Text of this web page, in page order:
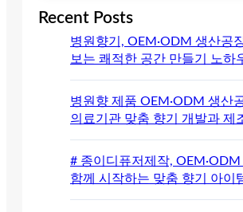
Recent Posts
병원향기, OEM·ODM 생산공
보는 쾌적한 공간 만들기 노하
병원향 제품 OEM·ODM 생산
의료기관 맞춤 향기 개발과 제
# 종이디퓨저제작,
함께 시작하는 맞춤 향기 아이